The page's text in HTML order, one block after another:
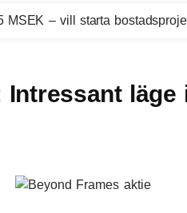
MSEK – vill starta
läge